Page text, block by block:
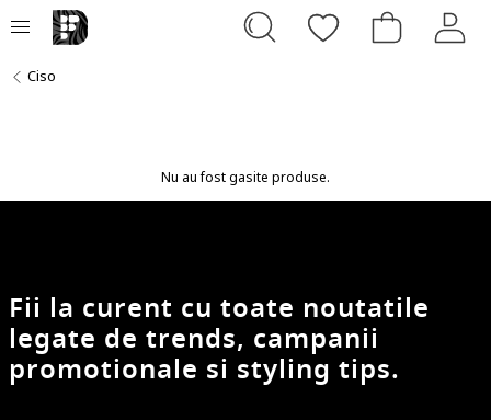
Ciso
Nu au fost gasite produse.
Fii la curent cu toate noutatile
legate de trends, campanii
promotionale si styling tips.